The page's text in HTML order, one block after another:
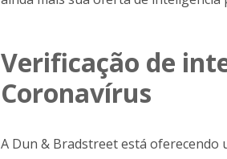
Verificação de
Coronavírus
A Dun & Bradstreet está oferecendo